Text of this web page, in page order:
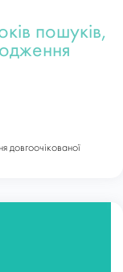
пошуків,
довгоочікованої